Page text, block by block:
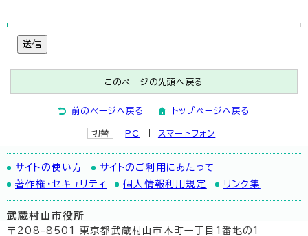
送信
このページの先頭へ戻る
前のページへ戻る トップページへ戻る
切替 PC スマートフォン
サイトの使い方
サイトのご利用にあたって
著作権・セキュリティ
個人情報利用規定 リンク集
武蔵村山市役所
〒208-8501 東京都武蔵村山市本町一丁目1番地の1